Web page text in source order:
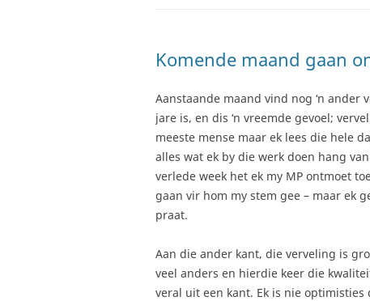
Komende maand gaan
Aanstaande maand vind nog ‘n
jare is, en dis ‘n vreemde gevoel;
meeste mense maar ek lees die hele
alles wat ek by die werk doen hang
verlede week het ek my MP ontmoet
gaan vir hom my stem gee – maar ek
praat.
Aan die ander kant, die verveling is
veel anders en hierdie keer die
veral uit een kant. Ek is nie